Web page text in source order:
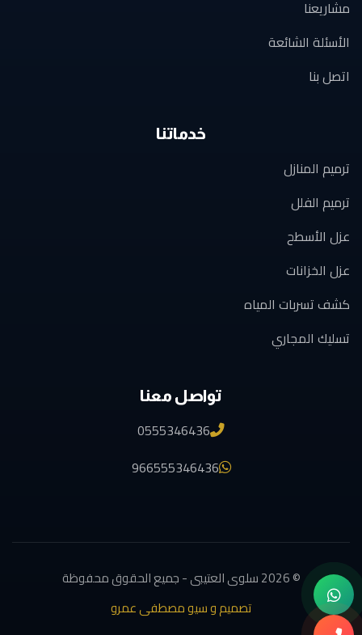
مشاريعنا
الأسئلة الشائعة
اتصل بنا
خدماتنا
ترميم المنازل
ترميم الفلل
عزل الأسطح
عزل الخزانات
كشف تسربات المياه
تسليك المجاري
تواصل معنا
0555346436
966555346436
© 2026 سلوى العتيبى - جميع الحقوق محفوظة
تصميم و سيو مصطفى عمرو